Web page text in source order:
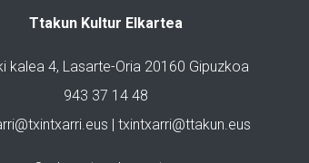
Ttakun Kultur Elkartea
kalea 4, Lasarte-Oria 20160 Gipuzkoa
943 37 14 48
| txintxarri@ttakun.eus